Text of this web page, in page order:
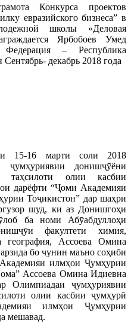
Конкурса проектов
евразийского бизнеса” в
школы «Деловая
Ярбобоев Умед
Федерация – Республика
декабрь 2018 года
15-16 марти соли 2018
ҷумҳуриявии донишҷӯёни
таҳсилоти олии касбии
дарёфти “Ҷоми Академияи
Тоҷикистон” дар шаҳри
шуд, ки аз Донишгоҳи
ба номи Абӯабдуллоҳи
факултети химия,
география, Ассоева Омина
бо чунин маъно соҳиби
илмҳои Ҷумҳурии
Ассоева Омина Идиевна
Олимпиадаи ҷумҳуриявии
олии касбии ҷумҳурӣ
илмҳои Ҷумҳурии
мешавад.